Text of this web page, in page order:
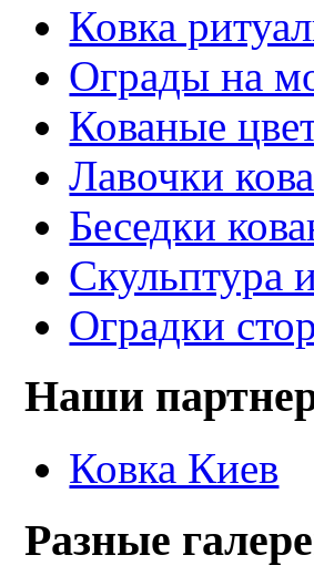
Ковка
Ограды на
Кованые
Лавочки
Беседки
Скульптура
Оградки
Наши
Ковка Киев
Разные